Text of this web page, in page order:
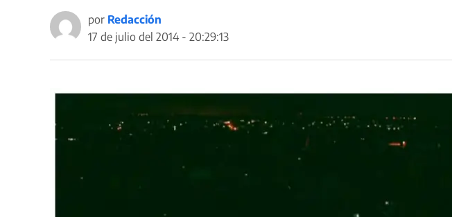
por Redacción
17 de julio del 2014 - 20:29:13